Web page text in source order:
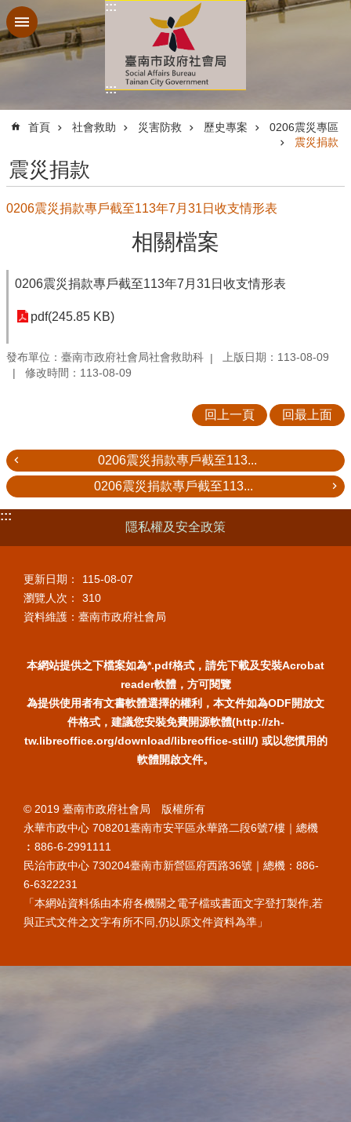
跳到主要內容區塊
:::
:::
::: 首頁 社會救助 災害防救 歷史專案
0206震災專區
震災捐款
震災捐款
0206震災捐款專戶截至113年7月31日收支情形表
相關檔案
0206震災捐款專戶截至113年7月31日收支情形表
pdf(245.85 KB)
發布單位：臺南市政府社會局社會救助科
上版日期：113-08-09
修改時間：113-08-09
回上一頁 回最上面
0206震災捐款專戶截至113...
0206震災捐款專戶截至113...
:::
隱私權及安全政策
更新日期：
115-08-07
瀏覽人次：
310
資料維護：臺南市政府社會局
本網站提供之下檔案如為*.pdf格式，請先下載及安裝Acrobat
reader軟體，方可閱覽
為提供使用者有文書軟體選擇的權利，本文件如為ODF開放文
件格式，建議您安裝免費開源軟體(http://zh-
tw.libreoffice.org/download/libreoffice-still/) 或以您慣用的
軟體開啟文件。
© 2019 臺南市政府社會局 版權所有
永華市政中心 708201臺南市安平區永華路二段6號7樓｜總機
︰886-6-2991111
民治市政中心 730204臺南市新營區府西路36號｜總機：886-
6-6322231
「本網站資料係由本府各機關之電子檔或書面文字登打製作,若
與正式文件之文字有所不同,仍以原文件資料為準」